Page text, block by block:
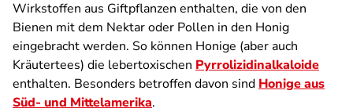
Wirkstoffen aus Giftpflanzen enthalten, die von den
Bienen mit dem Nektar oder Pollen in den Honig
eingebracht werden. So können Honige (aber auch
Kräutertees) die lebertoxischen Pyrrolizidinalkaloide
enthalten. Besonders betroffen davon sind Honige aus
Süd- und Mittelamerika.